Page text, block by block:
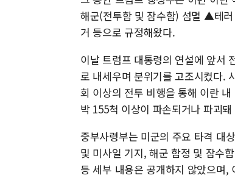
해군(전투함 및 잠수함) 섬멸 ▲테
거 등으로 규정해왔다.
이날 트럼프 대통령의 연설에 앞서
로 내세우며 분위기를 고조시켰다.
회 이상의 전투 비행을 통해 이란
박 155척 이상이 파손되거나 파괴
중부사령부는 미군의 주요 타격 대
및 미사일 기지, 해군 함정 및 잠수
등 세부 내용은 공개하지 않았으며